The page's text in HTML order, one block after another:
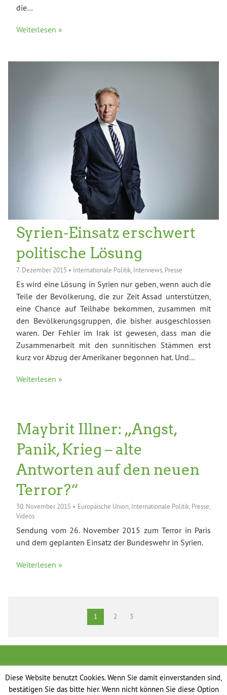
die…
Weiterlesen »
Syrien-Einsatz erschwert
politische Lösung
7. Dezember 2015 • Internationale Politik Interviews Presse
Es wird eine Lösung in Syrien nur geben, wenn auch die
Teile der Bevölkerung, die zur Zeit Assad unterstützen,
eine Chance auf Teilhabe bekommen, zusammen mit
den Bevölkerungsgruppen, die bisher ausgeschlossen
waren. Der Fehler im Irak ist gewesen, dass man die
Zusammenarbeit mit den sunnitischen Stämmen erst
kurz vor Abzug der Amerikaner begonnen hat. Und…
Weiterlesen »
Maybrit Illner: „Angst,
Panik, Krieg – alte
Antworten auf den neuen
Terror?“
30. November 2015 • Europäische Union, Internationale Politik, Presse
Videos
Sendung vom 26. November 2015 zum Terror in Paris
und dem geplanten Einsatz der Bundeswehr in Syrien.
Weiterlesen »
1 2 3
Diese Website benutzt Cookies. Wenn Sie damit einverstanden sind,
bestätigen Sie das bitte hier. Wenn nicht können Sie diese Option